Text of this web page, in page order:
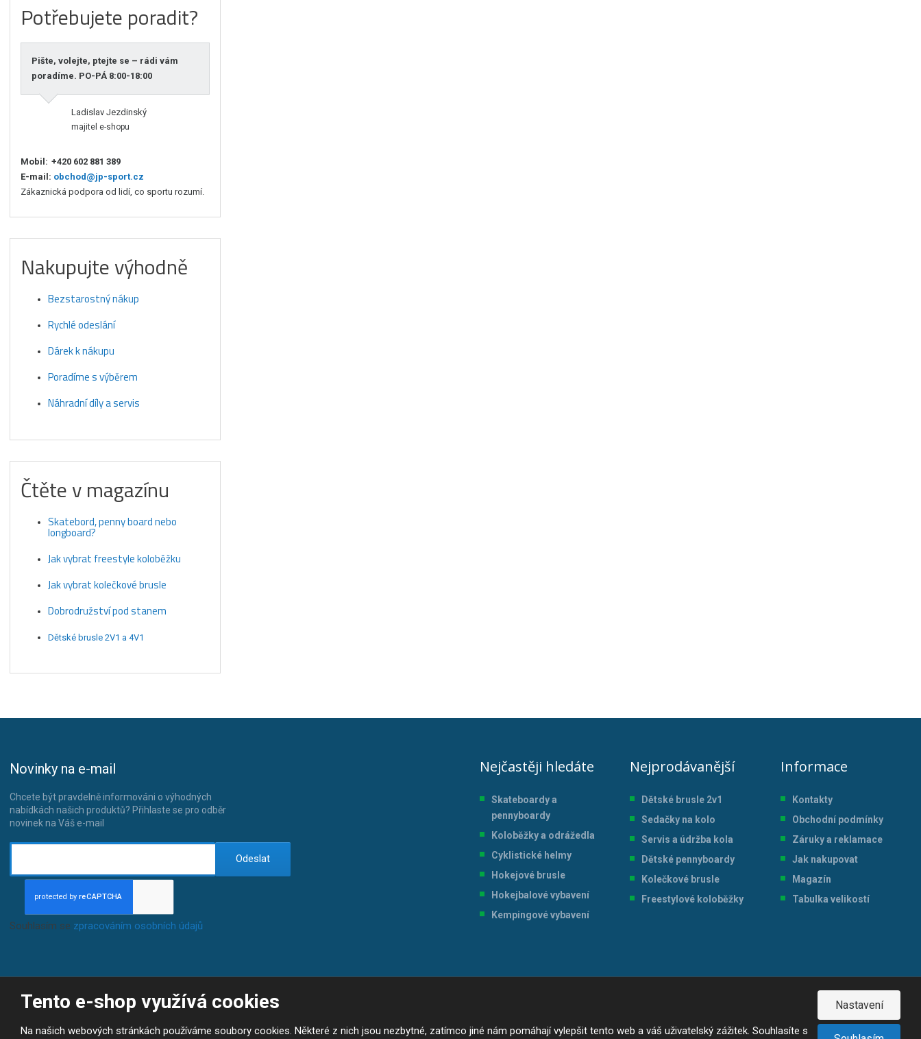
Tento e-shop využívá cookies
Na našich webových stránkách používáme soubory cookies. Některé z nich jsou nezbytné, zatímco jiné nám pomáhají vylepšit tento web a váš uživatelský zážitek. Souhlasíte s
Nastavení
Potřebujete poradit?
Pište, volejte, ptejte se – rádi vám
poradíme. PO-PÁ 8:00-18:00
Ladislav Jezdinský
majitel e-shopu
Mobil: +420 602 881 389
E-mail: obchod@jp-sport.cz
Zákaznická podpora od lidí, co sportu rozumí.
Nakupujte výhodně
Bezstarostný nákup
Rychlé odeslání
Dárek k nákupu
Poradíme s výběrem
Náhradní díly a servis
Čtěte v magazínu
Skatebord, penny board nebo
longboard?
Jak vybrat freestyle koloběžku
Jak vybrat kolečkové brusle
Dobrodružství pod stanem
Dětské brusle 2V1 a 4V1
Novinky na e-mail
Chcete být pravdelně informováni o výhodných
nabídkách našich produktů? Přihlaste se pro odběr
novinek na Váš e-mail
Odeslat
Souhlasím se zpracováním osobních údajů
Nejčastěji hledáte
Skateboardy a
pennyboardy
Koloběžky a odrážedla
Cyklistické helmy
Hokejové brusle
Hokejbalové vybavení
Kempingové vybavení
Nejprodávanější
Dětské brusle 2v1
Sedačky na kolo
Servis a údržba kola
Dětské pennyboardy
Kolečkové brusle
Freestylové koloběžky
Informace
Kontakty
Obchodní podmínky
Záruky a reklamace
Jak nakupovat
Magazín
Tabulka velikostí
© 2026, JP-SPORT.CZ SPORTOVNÍ POTŘEBY
Prohlášení o přístupnosti
|Mapa stránek | |GDPR
VYROBILA
B